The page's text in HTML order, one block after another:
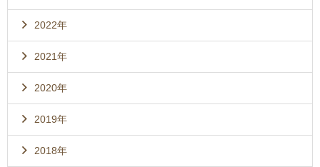
2022年
2021年
2020年
2019年
2018年